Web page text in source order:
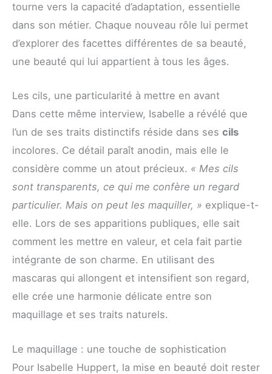
tourne vers la capacité d’adaptation, essentielle
dans son métier. Chaque nouveau rôle lui permet
d’explorer des facettes différentes de sa beauté,
une beauté qui lui appartient à tous les âges.
Les cils, une particularité à mettre en avant
Dans cette même interview, Isabelle a révélé que
l’un de ses traits distinctifs réside dans ses cils
incolores. Ce détail paraît anodin, mais elle le
considère comme un atout précieux. « Mes cils
sont transparents, ce qui me confère un regard
particulier. Mais on peut les maquiller, » explique-t-
elle. Lors de ses apparitions publiques, elle sait
comment les mettre en valeur, et cela fait partie
intégrante de son charme. En utilisant des
mascaras qui allongent et intensifient son regard,
elle crée une harmonie délicate entre son
maquillage et ses traits naturels.
Le maquillage : une touche de sophistication
Pour Isabelle Huppert, la mise en beauté doit rester